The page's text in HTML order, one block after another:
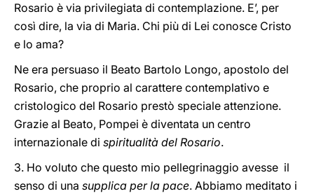
Rosario è via privilegiata di contemplazione. E’, per
così dire, la via di Maria. Chi più di Lei conosce Cristo
e lo ama?
Ne era persuaso il Beato Bartolo Longo, apostolo del
Rosario, che proprio al carattere contemplativo e
cristologico del Rosario prestò speciale attenzione.
Grazie al Beato, Pompei è diventata un centro
internazionale di spiritualità del Rosario.
3. Ho voluto che questo mio pellegrinaggio avesse il
senso di una supplica per la pace. Abbiamo meditato i